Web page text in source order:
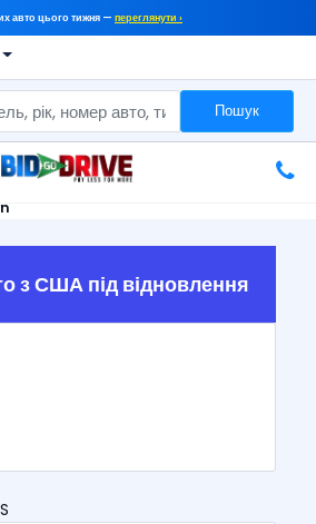
авто цього тижня — переглянути ›
Пошук
з США під відновлення